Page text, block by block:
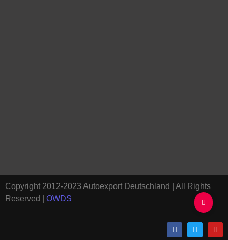
Copyright 2012-2023 Autoexport Deutschland | All Rights
Reserved | OWDS